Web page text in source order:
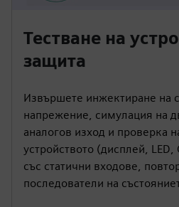
Тестване на
защита
Извършете инжектиране на
напрежение, симулация на
аналогов изход и проверка
устройството (дисплей, LED,
със статични входове,
последователи на